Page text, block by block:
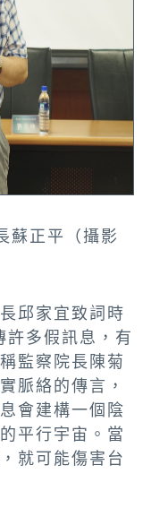
蘇正平
（攝影
邱家宜致詞時
多假訊息，有
監察院長陳菊
脈絡的傳言，
會建構一個陰
平行宇宙。當
就可能傷害台